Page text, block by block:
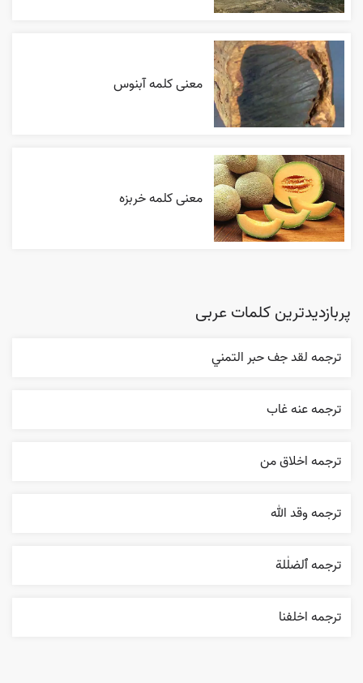
معنی کلمه آبنوس
معنی کلمه خربزه
پربازدیدترین کلمات عربی
ترجمه لقد جف حبر التمني
ترجمه عنه غاب
ترجمه اخلاق من
ترجمه وقد الله
ترجمه ٱلضلٰلة
ترجمه اخلفنا